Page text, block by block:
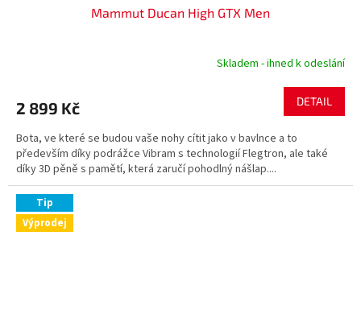
Mammut Ducan High GTX Men
Skladem - ihned k odeslání
2 899 Kč DETAIL
Bota, ve které se budou vaše nohy cítit jako v bavlnce a to
především díky podrážce Vibram s technologií Flegtron, ale také
díky 3D pěně s pamětí, která zaručí pohodlný nášlap....
Tip
Výprodej